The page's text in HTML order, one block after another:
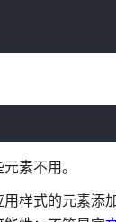
素不用。
样式的元素添